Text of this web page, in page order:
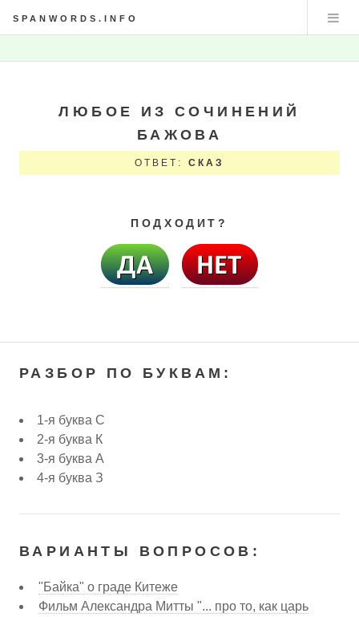
SPANWORDS.INFO
ЛЮБОЕ ИЗ СОЧИНЕНИЙ
БАЖОВА
ОТВЕТ: СКАЗ
ПОДХОДИТ?
РАЗБОР ПО БУКВАМ:
1-я буква С
2-я буква К
3-я буква А
4-я буква З
ВАРИАНТЫ ВОПРОСОВ:
"Байка" о граде Китеже
Фильм Александра Митты "... про то, как царь